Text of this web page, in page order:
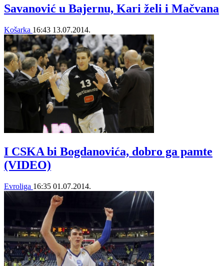
Savanović u Bajernu, Kari želi i Mačvana
Košarka 16:43 13.07.2014.
I CSKA bi Bogdanovića, dobro ga pamte
(VIDEO)
Evroliga 16:35 01.07.2014.